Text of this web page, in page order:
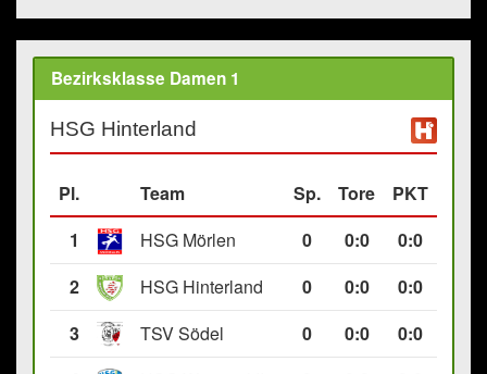
Bezirksklasse Damen 1
HSG Hinterland
Pl. Team Sp. Tore
PKT
1
HSG Mörlen 0 0:0
0:0
2
HSG Hinterland 0 0:0
0:0
3
TSV Södel 0 0:0
0:0